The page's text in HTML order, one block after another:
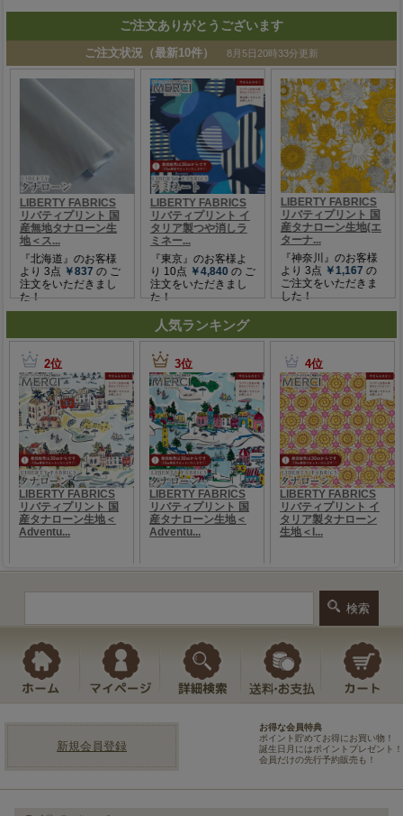
ご注文ありがとうございます
人気ランキング
新規会員登録
お得な会員特典
ポイント貯めてお得にお買い物！
誕生日月にはポイントプレゼント！
会員だけの先行予約販売も！